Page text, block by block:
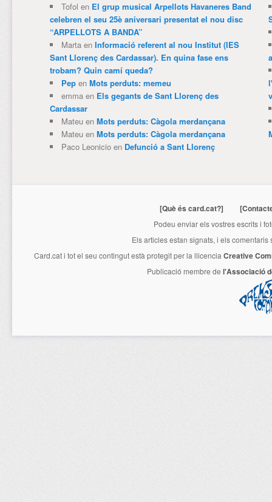
Tofol en El grup musical Arpellots Havaneres Band
celebren el seu 25è aniversari presentat el nou disc
“ARPELLOTS A BANDA”
Martaen Informació referent al nou Institut (IES
Sant Llorenç des Cardassar). En quina fase ens
trobam? Quin camí queda?
Pepen Mots perduts: memeu
emmaen Els gegants de Sant Llorenç des
Cardassar
Mateuen Mots perduts: Càgola merdançana
Mateuen Mots perduts: Càgola merdançana
Paco Leonicioen Defunció a Sant Llorenç
[Què és card.cat?]
Podeu enviar els vostres escrits i
Els articles estan signats, i els
Card.cati tot el seu contingut està protegit per la llicencia Creative
Publicació membre de l'Associació